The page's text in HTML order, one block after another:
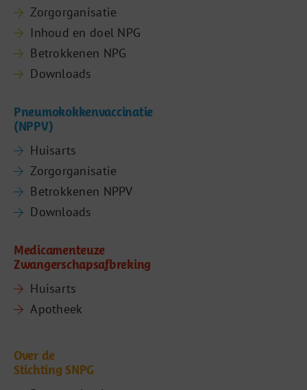
Zorgorganisatie
Inhoud en doel NPG
Betrokkenen NPG
Downloads
Pneumokokkenvaccinatie
(NPPV)
Huisarts
Zorgorganisatie
Betrokkenen NPPV
Downloads
Medicamenteuze
Zwangerschapsafbreking
Huisarts
Apotheek
Over de
Stichting SNPG